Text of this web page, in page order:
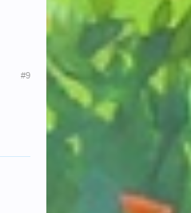
#9